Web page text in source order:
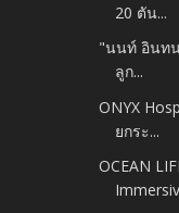
20 ตัน...
"นนท์ อินท
ลูก...
ONYX
ยกระ...
OCEAN